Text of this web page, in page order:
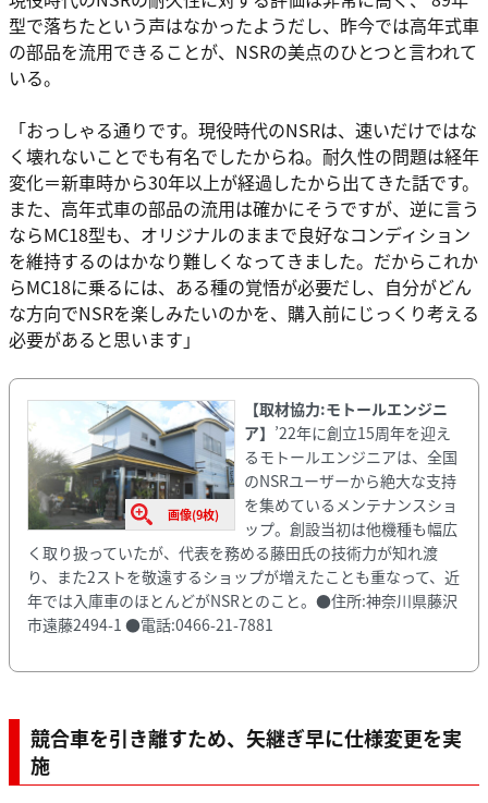
型で落ちたという声はなかったようだし、昨今では高年式車
の部品を流用できることが、NSRの美点のひとつと言われて
いる。
「おっしゃる通りです。現役時代のNSRは、速いだけではな
く壊れないことでも有名でしたからね。耐久性の問題は経年
変化＝新車時から30年以上が経過したから出てきた話です。
また、高年式車の部品の流用は確かにそうですが、逆に言う
ならMC18型も、オリジナルのままで良好なコンディション
を維持するのはかなり難しくなってきました。だからこれか
らMC18に乗るには、ある種の覚悟が必要だし、自分がどん
な方向でNSRを楽しみたいのかを、購入前にじっくり考える
必要があると思います」
画像(9枚)
【取材協力:モトールエンジニ
ア】 ’22年に創立15周年を迎え
るモトールエンジニアは、全国
のNSRユーザーから絶大な支持
を集めているメンテナンスショ
ップ。創設当初は他機種も幅広
く取り扱っていたが、代表を務める藤田氏の技術力が知れ渡
り、また2ストを敬遠するショップが増えたことも重なって、近
年では入庫車のほとんどがNSRとのこと。●住所:神奈川県藤沢
市遠藤2494-1 ●電話:0466-21-7881
競合車を引き離すため、矢継ぎ早に仕様変更を実
施